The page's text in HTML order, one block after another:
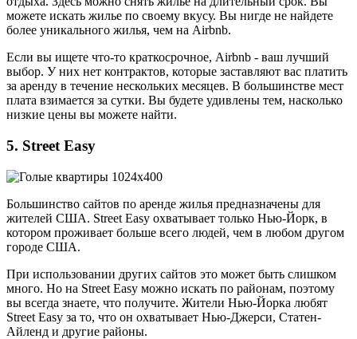
можете искать жилье по своему вкусу. Вы нигде не найдете
более уникального жилья, чем на Airbnb.
Если вы ищете что-то краткосрочное, Airbnb - ваш лучший
выбор. У них нет контрактов, которые заставляют вас платить
за аренду в течение нескольких месяцев. В большинстве мест
плата взимается за сутки. Вы будете удивлены тем, насколько
низкие цены вы можете найти.
5. Street Easy
Большинство сайтов по аренде жилья предназначены для
жителей США. Street Easy охватывает только Нью-Йорк, в
котором проживает больше всего людей, чем в любом другом
городе США.
При использовании других сайтов это может быть слишком
много. Но на Street Easy можно искать по районам, поэтому
вы всегда знаете, что получите. Жители Нью-Йорка любят
Street Easy за то, что он охватывает Нью-Джерси, Статен-
Айленд и другие районы.